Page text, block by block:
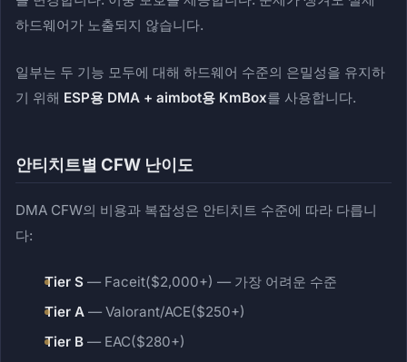
하드웨어가 노출되지 않습니다.
일부는 두 기능 모두에 대해 하드웨어 수준의 은밀성을 유지하
기 위해 ESP용 DMA + aimbot용 KmBox를 사용합니다.
안티치트별 CFW 난이도
DMA CFW의 비용과 복잡성은 안티치트 수준에 따라 다릅니
다:
Tier S — Faceit($2,000+) — 가장 어려운 수준
Tier A — Valorant/ACE($250+)
Tier B — EAC($280+)